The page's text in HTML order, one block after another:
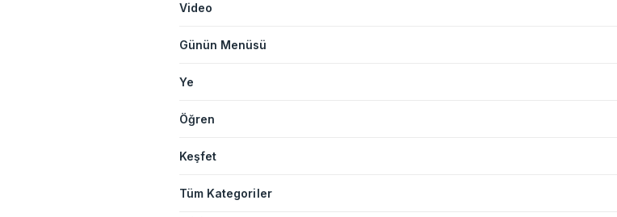
Video
Günün Menüsü
Ye
Öğren
Keşfet
Tüm Kategoriler